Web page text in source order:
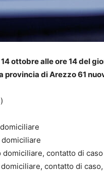
ottobre alle ore 14 del
provincia di Arezzo 61
contatto di caso
contatto di